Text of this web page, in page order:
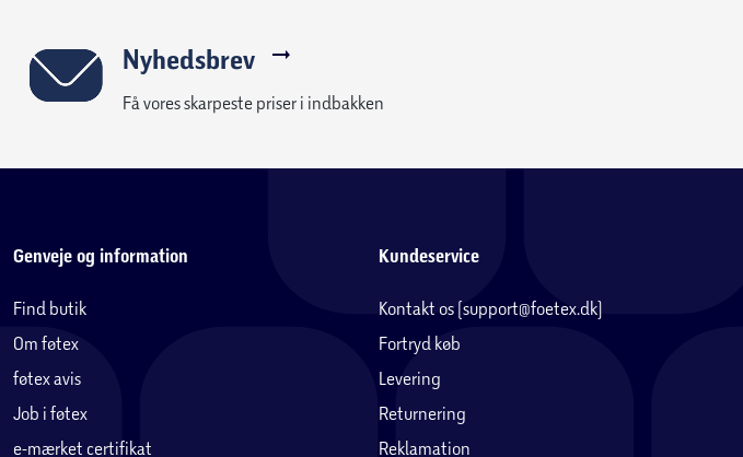
Nyhedsbrev
Få vores skarpeste priser i indbakken
Genveje og information
Find butik
Om føtex
føtex avis
Job i føtex
e-mærket certifikat
Kundeservice
Kontakt os (support@foetex.dk)
Fortryd køb
Levering
Returnering
Reklamation